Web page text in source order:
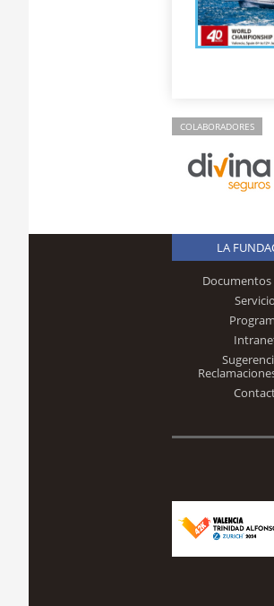
COLABORADORES
LA
Documentos